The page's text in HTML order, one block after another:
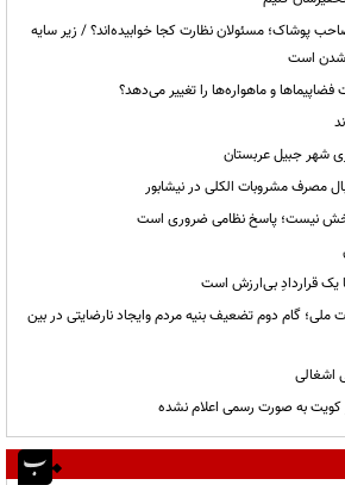
پوشاک؛ مسئولان نظارت کجا خوابیده‌اند؟ / زیر سایه
شدن است
و ماهواره‌ها را تغییر می‌دهد؟
شهر جبیل عربستان
نیست؛ پاسخ نظامی ضروری است
یک قراردادِ بی‌ارزش است
ملی؛ گام دوم تضعیف بنیه مردم وایجاد نارضایتی در بین
اشغالی
کویت به صورت رسمی اعلام نشده